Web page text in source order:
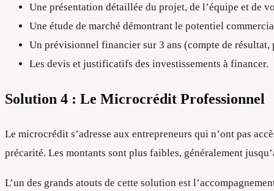
Une présentation détaillée du projet, de l’équipe et de
Une étude de marché démontrant le potentiel
Un prévisionnel financier sur 3 ans (compte de
Les devis et justificatifs des investissements à financer.
Solution 4 : Le Microcrédit Professionnel
Le microcrédit s’adresse aux entrepreneurs qui n’ont pas
précarité. Les montants sont plus faibles, généralement
L’un des grands atouts de cette solution est